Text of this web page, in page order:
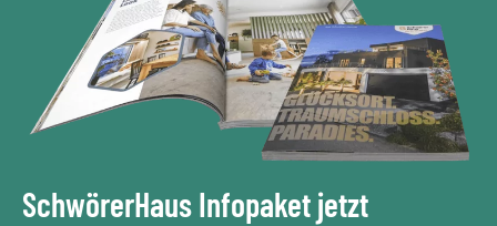
SchwörerHaus Infopaket jetzt